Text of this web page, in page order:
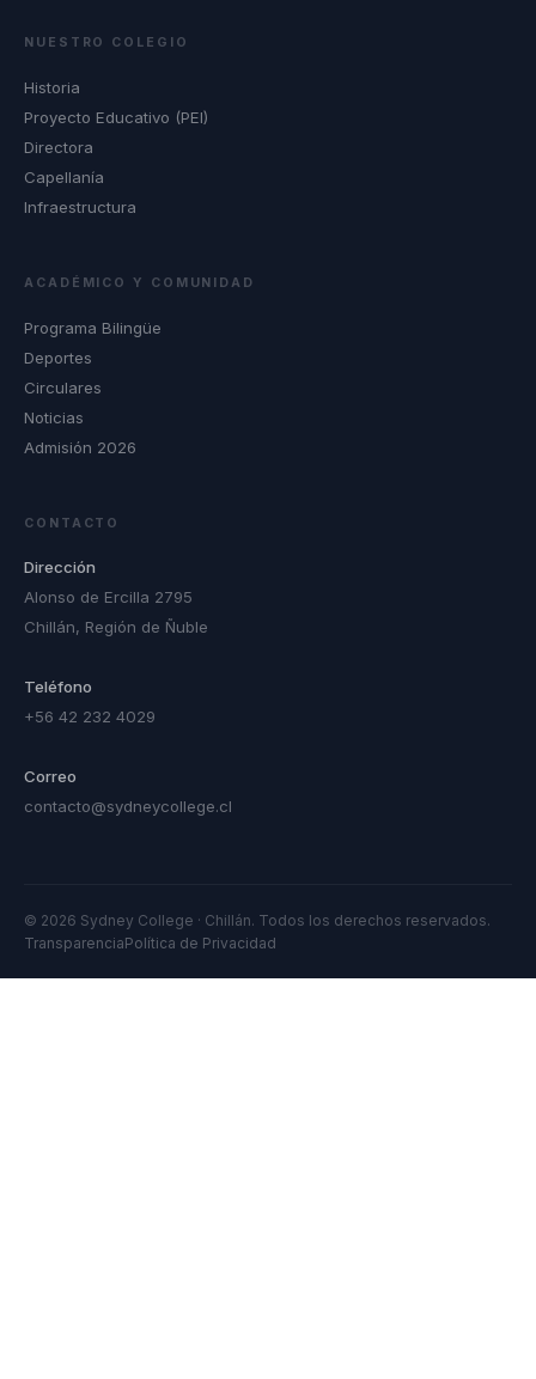
NUESTRO COLEGIO
Historia
Proyecto Educativo (PEI)
Directora
Capellanía
Infraestructura
ACADÉMICO Y COMUNIDAD
Programa Bilingüe
Deportes
Circulares
Noticias
Admisión 2026
CONTACTO
Dirección
Alonso de Ercilla 2795
Chillán, Región de Ñuble
Teléfono
+56 42 232 4029
Correo
contacto@sydneycollege.cl
© 2026 Sydney College · Chillán. Todos los derechos reservados.
TransparenciaPolítica de Privacidad